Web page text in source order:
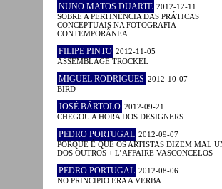
NUNO MATOS DUARTE 2012-12-11
SOBRE A PERTINÊNCIA DAS PRÁTICAS
CONCEPTUAIS NA FOTOGRAFIA
CONTEMPORÂNEA
FILIPE PINTO 2012-11-05
ASSEMBLAGE TROCKEL
MIGUEL RODRIGUES 2012-10-07
BIRD
JOSÉ BÁRTOLO 2012-09-21
CHEGOU A HORA DOS DESIGNERS
PEDRO PORTUGAL 2012-09-07
PORQUE É QUE OS ARTISTAS DIZEM MAL
DOS OUTROS + L’AFFAIRE VASCONCELOS
PEDRO PORTUGAL 2012-08-06
NO PRINCÍPIO ERA A VERBA